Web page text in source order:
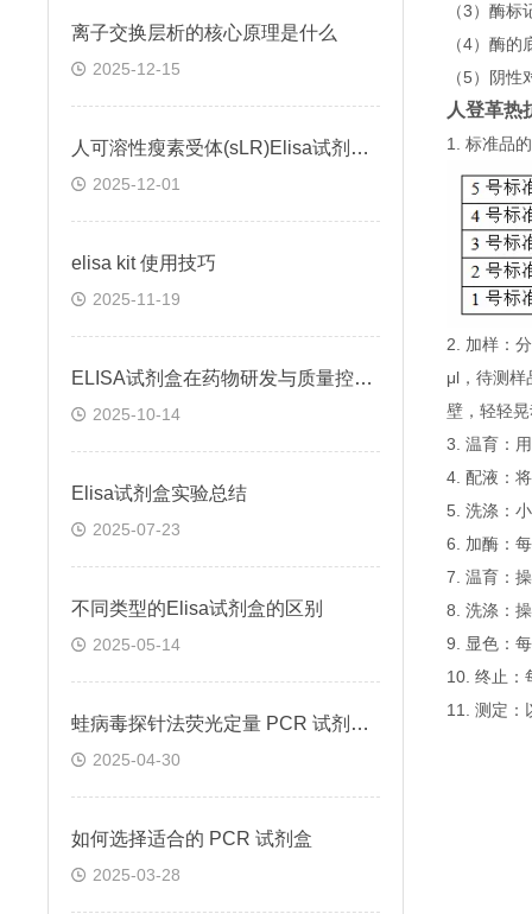
离子交换层析的核心原理是什么
2025-12-15
人可溶性瘦素受体(sLR)Elisa试剂盒可溶性受体的作用
2025-12-01
elisa kit 使用技巧
2025-11-19
ELISA试剂盒在药物研发与质量控制中的应用实践
2025-10-14
Elisa试剂盒实验总结
2025-07-23
不同类型的Elisa试剂盒的区别
2025-05-14
蛙病毒探针法荧光定量 PCR 试剂盒定量定性检测
2025-04-30
如何选择适合的 PCR 试剂盒
2025-03-28
（3）酶
（4）酶的
（5）阴
人登革热
1. 标准品
2. 加样：
μl，待测样
壁，轻轻
3. 温育：
4. 配液：
5. 洗涤：
6. 加酶：
7. 温育：
8. 洗涤：
9. 显色：
10. 终止：
11. 测定：